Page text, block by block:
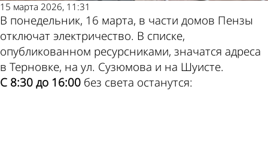
15 марта 2026, 11:31
В понедельник, 16 марта, в части домов Пензы
отключат электричество. В списке,
опубликованном ресурсниками, значатся адреса
в Терновке, на ул. Сузюмова и на Шуисте.
С 8:30 до 16:00 без света останутся: